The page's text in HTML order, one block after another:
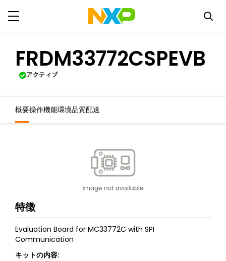
FRDM33772CSPEVB
アクティブ
概要操作機能環境品質配送
特徴
Evaluation Board for MC33772C with SPI
Communication
キットの内容: